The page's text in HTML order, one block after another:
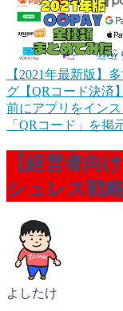
【2021年最新版】
グ【QRコード決済】
前にアプリをイン
「QRコード」を掲
【経営者向
シュレス戦
よしたけ